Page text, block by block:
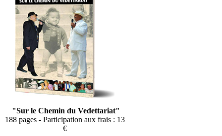
"Sur le Chemin du Vedettariat"
188 pages - Participation aux frais : 13
€